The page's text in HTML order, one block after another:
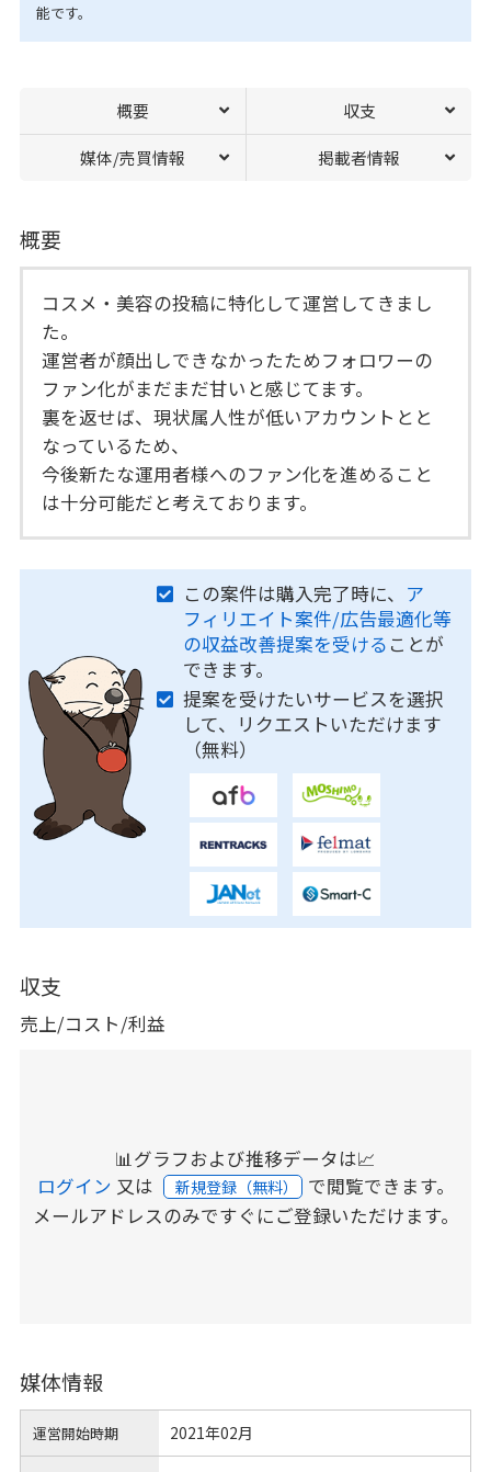
能です。
概要 収支
媒体/売買情報 掲載者情報
概要
コスメ・美容の投稿に特化して運営してきまし
た。
運営者が顔出しできなかったためフォロワーの
ファン化がまだまだ甘いと感じてます。
裏を返せば、現状属人性が低いアカウントとと
なっているため、
今後新たな運用者様へのファン化を進めること
は十分可能だと考えております。
この案件は購入完了時に、 ア
フィリエイト案件/広告最適化等
の収益改善提案を受ける ことが
できます。
提案を受けたいサービスを選択
して、リクエストいただけます
（無料）
収支
売上/コスト/利益
📊グラフおよび推移データは📈
ログイン 又は 新規登録（無料） で閲覧できます。
メールアドレスのみですぐにご登録いただけます。
媒体情報
運営開始時期 2021年02月